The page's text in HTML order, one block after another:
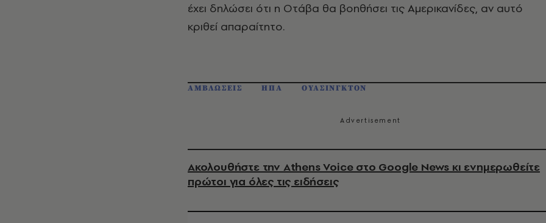
έχει δηλώσει ότι η Οτάβα θα βοηθήσει τις Αμερικανίδες, αν αυτό
κριθεί απαραίτητο.
ΑΜΒΛΩΣΕΙΣ ΗΠΑ ΟΥΑΣΙΝΓΚΤΟΝ
Ακολουθήστε την Athens Voice στο Google News κι ενημερωθείτε
πρώτοι για όλες τις ειδήσεις